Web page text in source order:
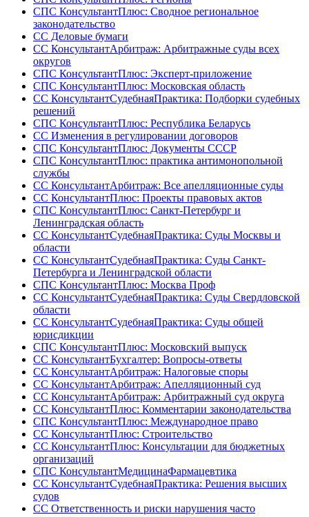
СПС КонсультантПлюс: Сводное региональное
законодательство
СС Деловые бумаги
СС КонсультантАрбитраж: Арбитражные суды всех
округов
СПС КонсультантПлюс: Эксперт-приложение
СПС КонсультантПлюс: Московская область
СС КонсультантСудебнаяПрактика: Подборки судебных
решений
СПС КонсультантПлюс: Республика Беларусь
СС Изменения в регулировании договоров
СПС КонсультантПлюс: Документы СССР
СПС КонсультантПлюс: практика антимонопольной
службы
СС КонсультантАрбитраж: Все апелляционные суды
СС КонсультантПлюс: Проекты правовых актов
СПС КонсультантПлюс: Санкт-Петербург и
Ленинградская область
СС КонсультантСудебнаяПрактика: Суды Москвы и
области
СС КонсультантСудебнаяПрактика: Суды Санкт-
Петербурга и Ленинградской области
СПС КонсультантПлюс: Москва Проф
СС КонсультантСудебнаяПрактика: Суды Свердловской
области
СС КонсультантСудебнаяПрактика: Суды общей
юрисдикции
СПС КонсультантПлюс: Московский выпуск
СС КонсультантБухгалтер: Вопросы-ответы
СС КонсультантАрбитраж: Налоговые споры
СС КонсультантАрбитраж: Апелляционный суд
СС КонсультантАрбитраж: Арбитражный суд округа
СС КонсультантПлюс: Комментарии законодательства
СПС КонсультантПлюс: Международное право
СС КонсультантПлюс: Строительство
СС КонсультантПлюс: Консультации для бюджетных
организаций
СПС КонсультантМедицинаФармацевтика
СС КонсультантСудебнаяПрактика: Решения высших
судов
СС Ответственность и риски нарушения часто